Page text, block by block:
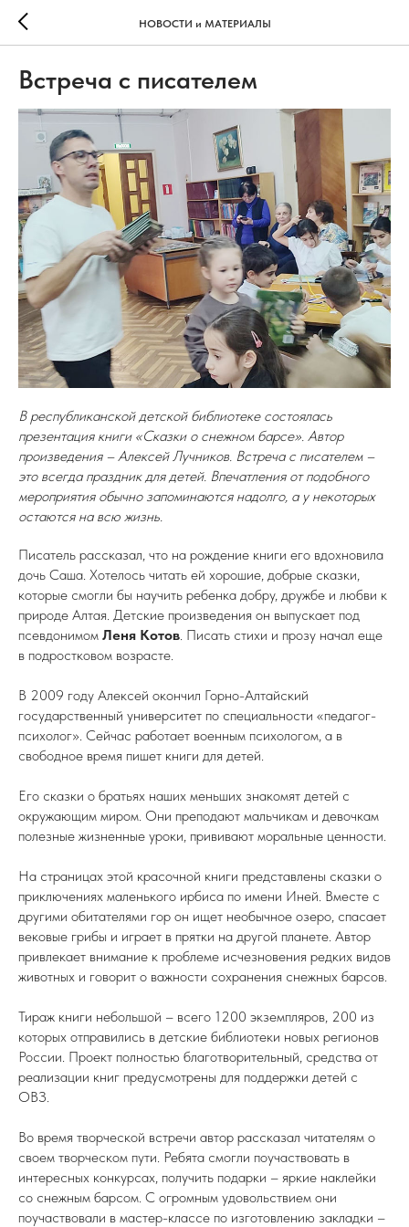
НОВОСТИ и МАТЕРИАЛЫ
Встреча с писателем
В республиканской детской библиотеке состоялась
презентация книги «Сказки о снежном барсе». Автор
произведения – Алексей Лучников. Встреча с писателем –
это всегда праздник для детей. Впечатления от подобного
мероприятия обычно запоминаются надолго, а у некоторых
остаются на всю жизнь.
Писатель рассказал, что на рождение книги его вдохновила
дочь Саша. Хотелось читать ей хорошие, добрые сказки,
которые смогли бы научить ребенка добру, дружбе и любви к
природе Алтая. Детские произведения он выпускает под
псевдонимом Леня Котов. Писать стихи и прозу начал еще
в подростковом возрасте.
В 2009 году Алексей окончил Горно-Алтайский
государственный университет по специальности «педагог-
психолог». Сейчас работает военным психологом, а в
свободное время пишет книги для детей.
Его сказки о братьях наших меньших знакомят детей с
окружающим миром. Они преподают мальчикам и девочкам
полезные жизненные уроки, прививают моральные ценности.
На страницах этой красочной книги представлены сказки о
приключениях маленького ирбиса по имени Иней. Вместе с
другими обитателями гор он ищет необычное озеро, спасает
вековые грибы и играет в прятки на другой планете. Автор
привлекает внимание к проблеме исчезновения редких видов
животных и говорит о важности сохранения снежных барсов.
Тираж книги небольшой – всего 1200 экземпляров, 200 из
которых отправились в детские библиотеки новых регионов
России. Проект полностью благотворительный, средства от
реализации книг предусмотрены для поддержки детей с
ОВЗ.
Во время творческой встречи автор рассказал читателям о
своем творческом пути. Ребята смогли поучаствовать в
интересных конкурсах, получить подарки – яркие наклейки
со снежным барсом. С огромным удовольствием они
поучаствовали в мастер-классе по изготовлению закладки –